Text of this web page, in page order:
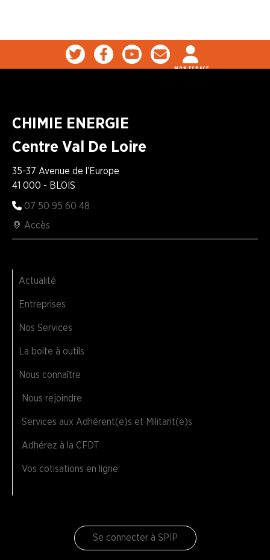
MON ESPACE
CHIMIE ENERGIE
Centre Val De Loire
35-37 Avenue de l’Europe
41 000 - BLOIS
07 50 95 60 48
Accès
Actualité
Entreprises
Nos Services
La boite à outils
Nous connaître
Nous rejoindre
Services aux Adhérent(e)s et Militant(e)s
Adhérez à la CFDT
Vos cotisations en ligne
Se connecter à SPIP